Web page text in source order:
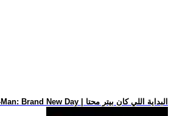
.. فيلم Spider-Man: Brand New Day | البداية اللي كان بيتر محتا